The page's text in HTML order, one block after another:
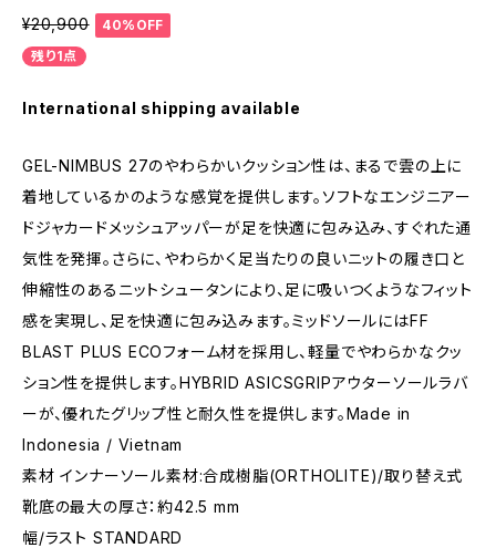
¥20,900
40%OFF
残り1点
International shipping available
GEL-NIMBUS 27のやわらかいクッション性は、まるで雲の上に
着地しているかのような感覚を提供します。ソフトなエンジニアー
ドジャカードメッシュアッパーが足を快適に包み込み、すぐれた通
気性を発揮。さらに、やわらかく足当たりの良いニットの履き口と
伸縮性のあるニットシュータンにより、足に吸いつくようなフィット
感を実現し、足を快適に包み込みます。ミッドソールにはFF
BLAST PLUS ECOフォーム材を採用し、軽量でやわらかなクッ
ション性を提供します。HYBRID ASICSGRIPアウターソールラバ
ーが、優れたグリップ性と耐久性を提供します。Made in
Indonesia / Vietnam
素材 インナーソール素材:合成樹脂(ORTHOLITE)/取り替え式
靴底の最大の厚さ：約42.5 mm
幅/ラスト STANDARD